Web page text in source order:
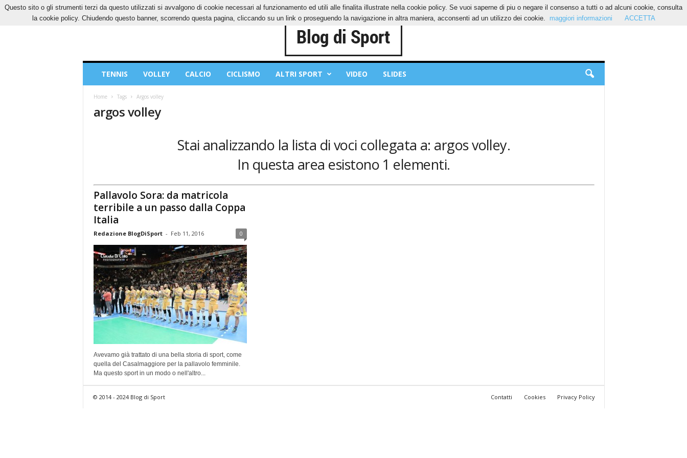
SABATO, 8 AGOSTO 2026 CONTATTI COOKIES PRIVACY POLICY
Sport
TENNIS VOLLEY CALCIO CICLISMO ALTRI SPORT VIDEO SLIDES
Home Tags Argos volley
argos volley
Stai analizzando la lista di voci collegata a: argos volley.
In questa area esistono 1 elementi.
Pallavolo Sora: da matricola
terribile a un passo dalla Coppa
Italia
Redazione BlogDiSport - Feb 11, 2016 0
Avevamo già trattato di una bella storia di sport, come
quella del Casalmaggiore per la pallavolo femminile.
Ma questo sport in un modo o nell'altro...
Contatti Cookies Privacy Policy
© 2014 - 2024 Blog di Sport
Questo sito o gli strumenti terzi da questo utilizzati si avvalgono di cookie necessari al funzionamento ed utili alle finalita illustrate nella cookie policy. Se vuoi saperne di piu o negare il consenso a tutti o ad alcuni cookie, consulta
la cookie policy. Chiudendo questo banner, scorrendo questa pagina, cliccando su un link o proseguendo la navigazione in altra maniera, acconsenti ad un utilizzo dei cookie.
maggiori informazioni ACCETTA